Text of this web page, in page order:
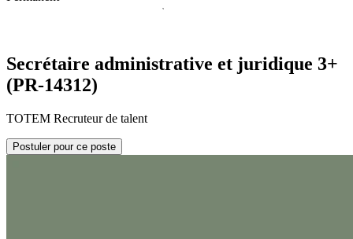
Secrétaire administrative et juridique 3+
(PR-14312)
TOTEM Recruteur de talent
Postuler pour ce poste